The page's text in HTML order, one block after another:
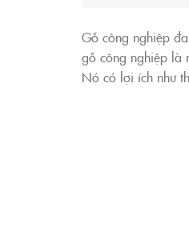
Gỗ công nghiệp
gỗ công nghiệp là
Nó có lợi ích như